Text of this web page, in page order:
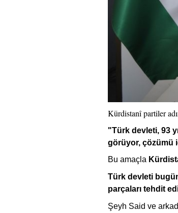
Kürdistanî partiler
"Türk devleti, 93
görüyor, çözümü
Bu amaçla
Türk devleti
parçaları tehdit
Şeyh Said ve